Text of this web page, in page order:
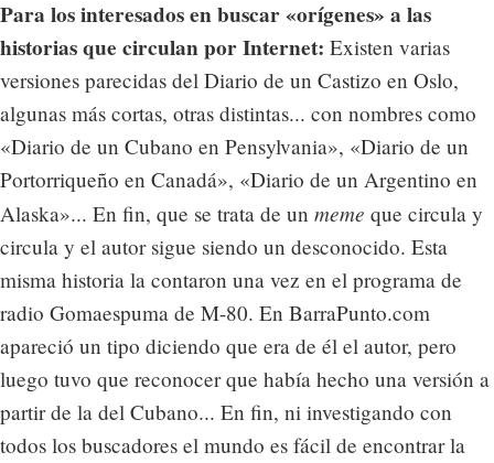
Para los interesados en buscar «orígenes» a las
historias que circulan por Internet: Existen varias
versiones parecidas del Diario de un Castizo en Oslo,
algunas más cortas, otras distintas... con nombres como
«Diario de un Cubano en Pensylvania», «Diario de un
Portorriqueño en Canadá», «Diario de un Argentino en
Alaska»... En fin, que se trata de un meme que circula y
circula y el autor sigue siendo un desconocido. Esta
misma historia la contaron una vez en el programa de
radio Gomaespuma de M-80. En BarraPunto.com
apareció un tipo diciendo que era de él el autor, pero
luego tuvo que reconocer que había hecho una versión a
partir de la del Cubano... En fin, ni investigando con
todos los buscadores el mundo es fácil de encontrar la